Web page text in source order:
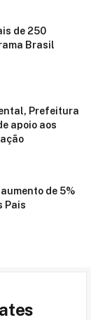
de 250
Brasil
Prefeitura
apoio aos
de 5%
Pais